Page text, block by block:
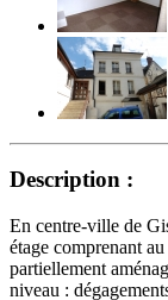
Description :
En centre-ville de
étage comprenant
partiellement
niveau :